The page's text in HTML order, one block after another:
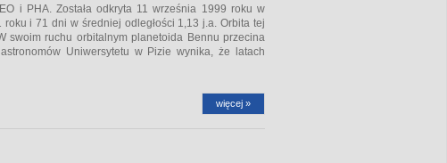
i PHA. Została odkryta 11 września 1999 roku w
i 71 dni w średniej odległości 1,13 j.a. Orbita tej
swoim ruchu orbitalnym planetoida Bennu przecina
Uniwersytetu w Pizie wynika, że latach
więcej »